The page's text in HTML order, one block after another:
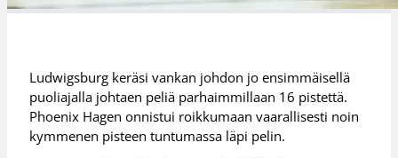
Ludwigsburg keräsi vankan johdon jo ensimmäisellä
puoliajalla johtaen peliä parhaimmillaan 16 pistettä.
Phoenix Hagen onnistui roikkumaan vaarallisesti noin
kymmenen pisteen tuntumassa läpi pelin.